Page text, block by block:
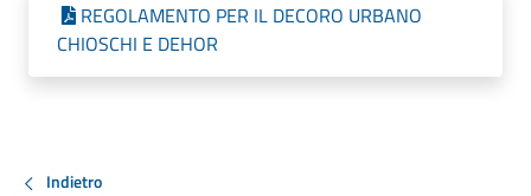
REGOLAMENTO PER IL DECORO URBANO
CHIOSCHI E DEHOR
Indietro